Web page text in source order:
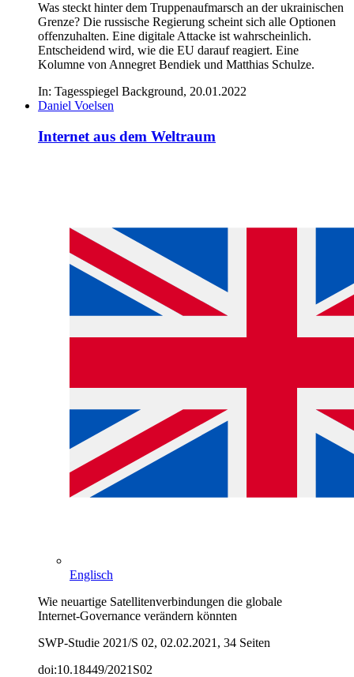
Was steckt hinter dem Truppenaufmarsch an der ukrainischen
Grenze? Die russische Regierung scheint sich alle Optionen
offenzuhalten. Eine digitale Attacke ist wahrscheinlich.
Entscheidend wird, wie die EU darauf reagiert. Eine
Kolumne von Annegret Bendiek und Matthias Schulze.
In: Tagesspiegel Background, 20.01.2022
Daniel Voelsen
Internet aus dem Weltraum
Englisch
Wie neuartige Satellitenverbindungen die globale
Internet‑Governance verändern könnten
SWP-Studie 2021/S 02, 02.02.2021, 34 Seiten
doi:10.18449/2021S02